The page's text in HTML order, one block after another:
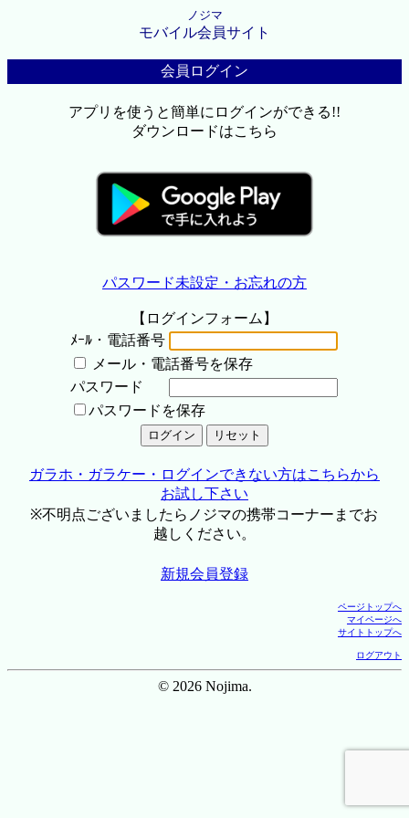
ノジマ
モバイル会員サイト
会員ログイン
アプリを使うと簡単にログインができる!!
ダウンロードはこちら
パスワード未設定・お忘れの方
【ログインフォーム】
ﾒｰﾙ・電話番号
メール・電話番号を保存
パスワード
パスワードを保存
ガラホ・ガラケー・ログインできない方はこちらから
お試し下さい
※不明点ございましたらノジマの携帯コーナーまでお
越しください。
新規会員登録
ページトップへ
マイページへ
サイトトップへ
ログアウト
© 2026 Nojima.